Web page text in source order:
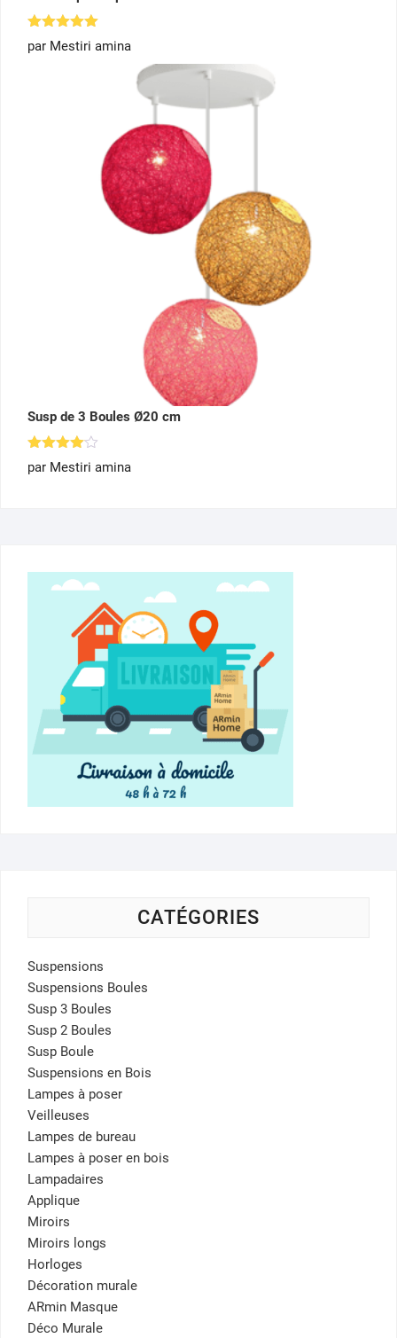
Note
sur 5
par Mestiri amina
Susp de 3 Boules Ø20 cm
Note
sur 5
par Mestiri amina
CATÉGORIES
Suspensions
Suspensions Boules
Susp 3 Boules
Susp 2 Boules
Susp Boule
Suspensions en Bois
Lampes à poser
Veilleuses
Lampes de bureau
Lampes à poser en bois
Lampadaires
Applique
Miroirs
Miroirs longs
Horloges
Décoration murale
ARmin Masque
Déco Murale